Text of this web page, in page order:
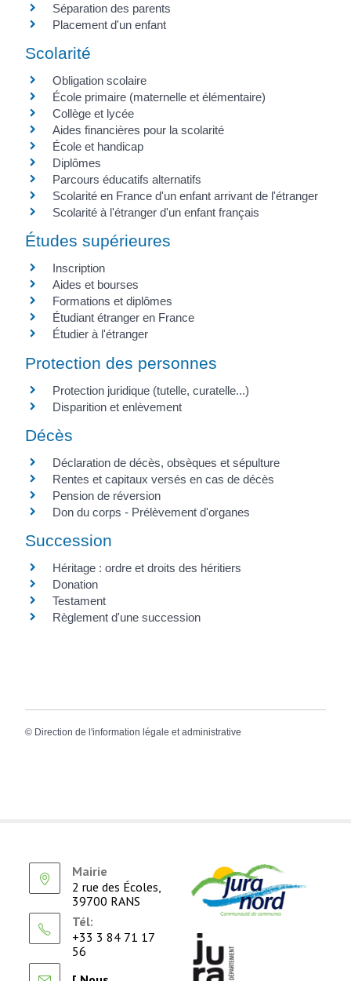
Séparation des parents
Placement d'un enfant
Scolarité
Obligation scolaire
École primaire (maternelle et élémentaire)
Collège et lycée
Aides financières pour la scolarité
École et handicap
Diplômes
Parcours éducatifs alternatifs
Scolarité en France d'un enfant arrivant de l'étranger
Scolarité à l'étranger d'un enfant français
Études supérieures
Inscription
Aides et bourses
Formations et diplômes
Étudiant étranger en France
Étudier à l'étranger
Protection des personnes
Protection juridique (tutelle, curatelle...)
Disparition et enlèvement
Décès
Déclaration de décès, obsèques et sépulture
Rentes et capitaux versés en cas de décès
Pension de réversion
Don du corps - Prélèvement d'organes
Succession
Héritage : ordre et droits des héritiers
Donation
Testament
Règlement d'une succession
© Direction de l'information légale et administrative
Mairie
2 rue des Écoles,
39700 RANS
Tél:
+33 3 84 71 17
56